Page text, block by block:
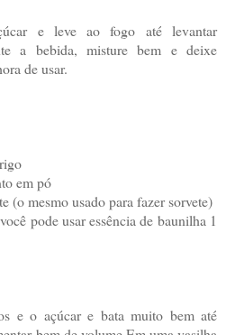
e leve ao fogo até levantar
a bebida, misture bem e deixe
de usar.
em pó
(o mesmo usado para fazer sorvete)
pode usar essência de baunilha 1
e o açúcar e bata muito bem até